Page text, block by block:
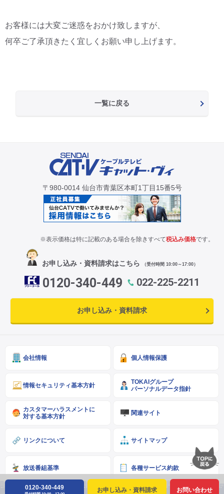
お客様には大変ご迷惑をおかけ致しますが、
何卒ご了承頂きたく宜しくお願い申し上げます。
一覧に戻る
〒980-0014 仙台市青葉区本町1丁目15番5号
※表示価格は特に記載のある場合を除きすべて税込み価格です。
お申し込み・資料請求はこちら （受付時間 10:00～17:00）
0120-340-449 022-225-2211
お申し込み・資料請求
会社情報 個人情報保護
情報セキュリティ基本方針
TOKAIグループ
パーソナルデータ指針
カスタマーハラスメントに
対する基本方針
関連サイト
リンクについて サイトマップ
放送番組基準 各種サービス約款
0120-340-449 お申し込み・資料請求 お問い合わせ